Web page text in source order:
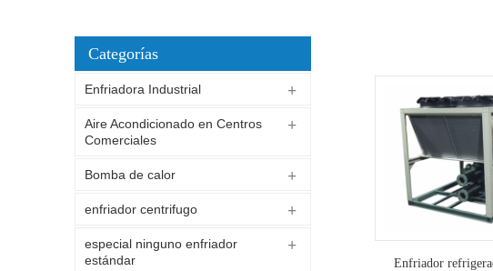
Enfriador
Categorías
Enfriadora Industrial
Aire Acondicionado en Centros
Comerciales
Bomba de calor
enfriador centrifugo
especial ninguno enfriador
estándar